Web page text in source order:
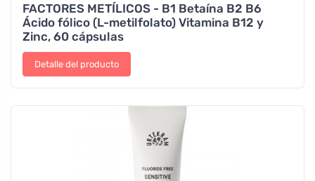
FACTORES METÍLICOS - B1 Betaína B2 B6
Ácido fólico (L-metilfolato) Vitamina B12 y
Zinc, 60 cápsulas
Detalle del producto